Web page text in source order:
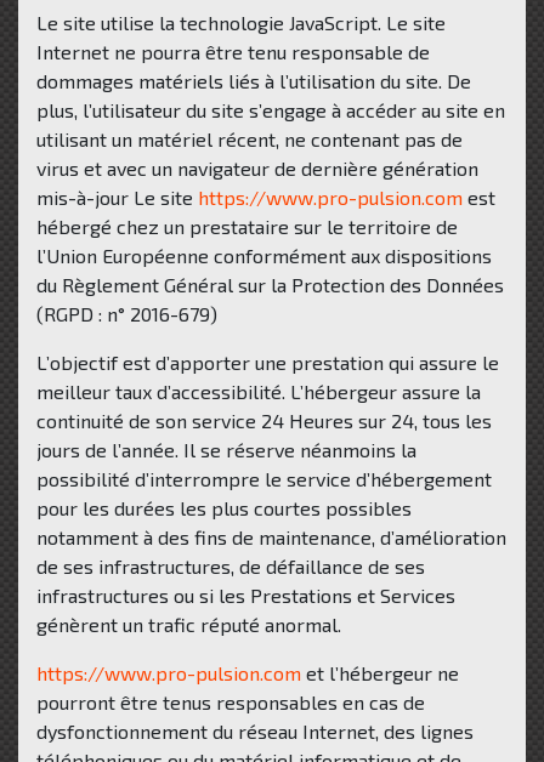
Le site utilise la technologie JavaScript. Le site
Internet ne pourra être tenu responsable de
dommages matériels liés à l’utilisation du site. De
plus, l’utilisateur du site s’engage à accéder au site en
utilisant un matériel récent, ne contenant pas de
virus et avec un navigateur de dernière génération
mis-à-jour Le site https://www.pro-pulsion.com est
hébergé chez un prestataire sur le territoire de
l’Union Européenne conformément aux dispositions
du Règlement Général sur la Protection des Données
(RGPD : n° 2016-679)
L’objectif est d’apporter une prestation qui assure le
meilleur taux d’accessibilité. L’hébergeur assure la
continuité de son service 24 Heures sur 24, tous les
jours de l’année. Il se réserve néanmoins la
possibilité d’interrompre le service d’hébergement
pour les durées les plus courtes possibles
notamment à des fins de maintenance, d’amélioration
de ses infrastructures, de défaillance de ses
infrastructures ou si les Prestations et Services
génèrent un trafic réputé anormal.
https://www.pro-pulsion.com et l’hébergeur ne
pourront être tenus responsables en cas de
dysfonctionnement du réseau Internet, des lignes